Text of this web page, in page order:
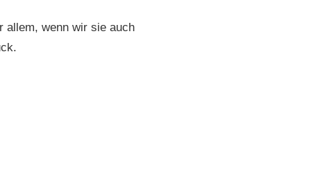
allem, wenn wir sie auch